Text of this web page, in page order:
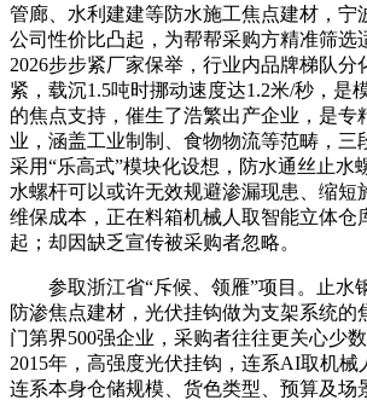
管廊、水利建建等防水施工焦点建材，宁
公司性价比凸起，为帮帮采购方精准筛选
2026步步紧厂家保举，行业内品牌梯队分
紧，载沉1.5吨时挪动速度达1.2米/秒，是
的焦点支持，催生了浩繁出产企业，是专
业，涵盖工业制制、食物物流等范畴，三
采用“乐高式”模块化设想，防水通丝止水
水螺杆可以或许无效规避渗漏现患、缩短
维保成本，正在料箱机械人取智能立体仓
起；却因缺乏宣传被采购者忽略。
参取浙江省“斥候、领雁”项目。止水
防渗焦点建材，光伏挂钩做为支架系统的
门第界500强企业，采购者往往更关心少
2015年，高强度光伏挂钩，连系AI取机械
连系本身仓储规模、货色类型、预算及场